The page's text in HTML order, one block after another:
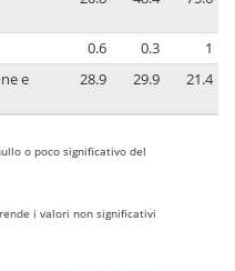
0.6 0.3
1
e
28.9 29.9 21.4
o poco significativo del
i valori non significativi